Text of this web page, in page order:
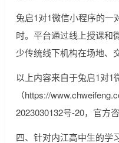
兔启1对1微信小程序的
时。平台通过线上授课和
少传统线下机构在场地、
以上内容来自于兔启1对1
（https://
2023030132号-20，官方
四、针对内江高中生的学